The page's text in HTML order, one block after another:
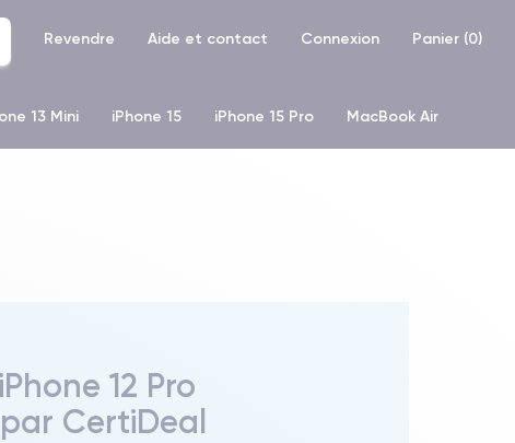
Revendre Aide et contact Connexion Panier (0)
13 Mini iPhone 15 iPhone 15 Pro MacBook Air
12 Pro
CertiDeal